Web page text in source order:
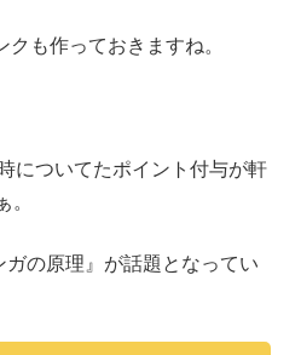
も作っておきますね。
についてたポイント付与が軒
の原理』が話題となってい